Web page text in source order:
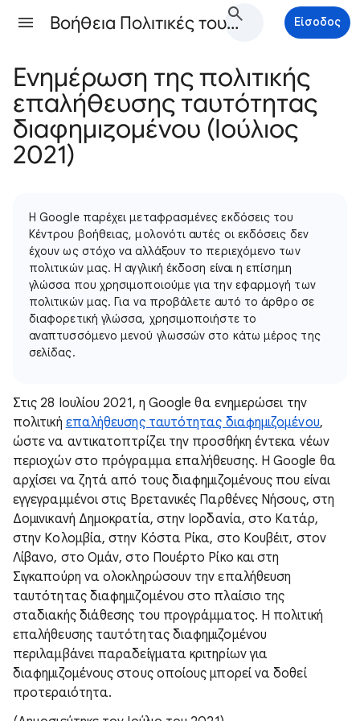
Βοήθεια Πολιτικές του Google Ads Είσοδος
Ενημέρωση της πολιτικής
επαλήθευσης ταυτότητας
διαφημιζομένου (Ιούλιος
2021)
Η Google παρέχει μεταφρασμένες εκδόσεις του
Κέντρου βοήθειας, μολονότι αυτές οι εκδόσεις δεν
έχουν ως στόχο να αλλάξουν το περιεχόμενο των
πολιτικών μας. Η αγγλική έκδοση είναι η επίσημη
γλώσσα που χρησιμοποιούμε για την εφαρμογή των
πολιτικών μας. Για να προβάλετε αυτό το άρθρο σε
διαφορετική γλώσσα, χρησιμοποιήστε το
αναπτυσσόμενο μενού γλωσσών στο κάτω μέρος της
σελίδας.
Στις 28 Ιουλίου 2021, η Google θα ενημερώσει την
πολιτική επαλήθευσης ταυτότητας διαφημιζομένου,
ώστε να αντικατοπτρίζει την προσθήκη έντεκα νέων
περιοχών στο πρόγραμμα επαλήθευσης. Η Google θα
αρχίσει να ζητά από τους διαφημιζομένους που είναι
εγγεγραμμένοι στις Βρετανικές Παρθένες Νήσους, στη
Δομινικανή Δημοκρατία, στην Ιορδανία, στο Κατάρ,
στην Κολομβία, στην Κόστα Ρίκα, στο Κουβέιτ, στον
Λίβανο, στο Ομάν, στο Πουέρτο Ρίκο και στη
Σιγκαπούρη να ολοκληρώσουν την επαλήθευση
ταυτότητας διαφημιζομένου στο πλαίσιο της
σταδιακής διάθεσης του προγράμματος. Η πολιτική
επαλήθευσης ταυτότητας διαφημιζομένου
περιλαμβάνει παραδείγματα κριτηρίων για
διαφημιζομένους στους οποίους μπορεί να δοθεί
προτεραιότητα.